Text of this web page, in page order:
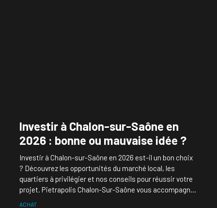
Investir à Chalon-sur-Saône en
2026 : bonne ou mauvaise idée ?
Investir à Chalon-sur-Saône en 2026 est-il un bon choix
? Découvrez les opportunités du marché local, les
quartiers à privilégier et nos conseils pour réussir votre
projet. Pietrapolis Chalon-Sur-Saône vous accompagne
ACHAT